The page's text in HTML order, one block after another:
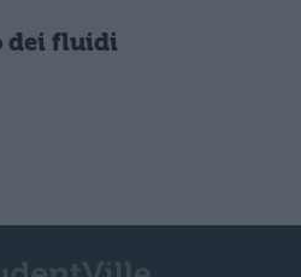
dei fluidi